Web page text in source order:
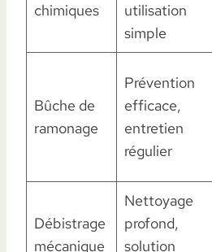
chimiques
utilisation
simple
Bûche de
ramonage
Prévention
efficace,
entretien
régulier
Débistrage
mécanique
Nettoyage
profond,
solution